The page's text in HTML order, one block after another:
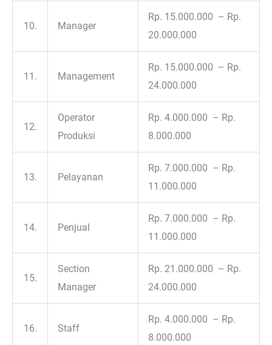
10. Manager
Rp. 15.000.000 – Rp.
20.000.000
11. Management
Rp. 15.000.000 – Rp.
24.000.000
12.
Operator
Produksi
Rp. 4.000.000 – Rp.
8.000.000
13. Pelayanan
Rp. 7.000.000 – Rp.
11.000.000
14. Penjual
Rp. 7.000.000 – Rp.
11.000.000
15.
Section
Manager
Rp. 21.000.000 – Rp.
24.000.000
16. Staff
Rp. 4.000.000 – Rp.
8.000.000